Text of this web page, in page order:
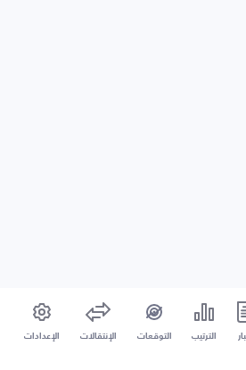
الترتيب التوقعات الإنتقالات الإعدادات